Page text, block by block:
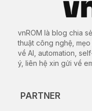
vnROM là blog chia
thuật công nghệ,
về AI, automation,
ý, liên hệ xin gửi về
PARTNER